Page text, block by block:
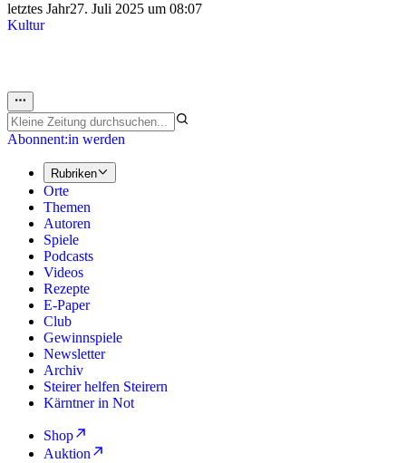
letztes Jahr27. Juli 2025 um 08:07
Kultur
Abonnent:in werden
Rubriken
Orte
Themen
Autoren
Spiele
Podcasts
Videos
Rezepte
E-Paper
Club
Gewinnspiele
Newsletter
Archiv
Steirer helfen Steirern
Kärntner in Not
Shop
Auktion